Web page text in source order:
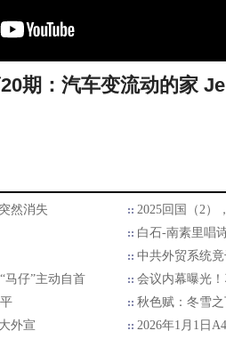
20期：汽车变流动的家
然消失
2025回国（2）
白石-南素里唱
中共外贸系统
马仔”主动自首
会议内幕曝光
秋色赋：冬雪
外宣
2026年1月1日